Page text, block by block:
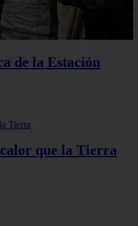
de la Estación
que la Tierra